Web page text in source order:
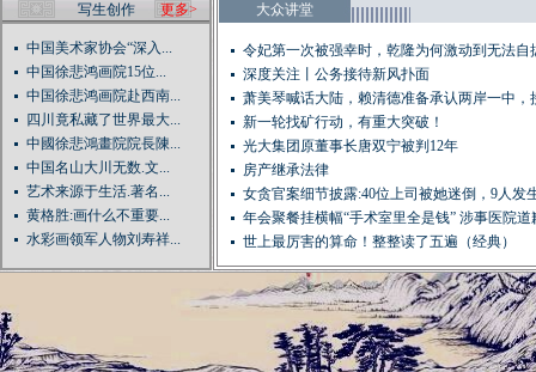
写生创作 更多>
中国美术家协会“深入...
中国徐悲鸿画院15位...
中国徐悲鸿画院赴西南...
四川竟私藏了世界最大...
中國徐悲鴻畫院院長陳...
中国名山大川无数.文...
艺术来源于生活.著名...
黄格胜:画什么不重要...
水彩画领军人物刘寿祥...
大众讲堂
令妃第一次被强幸时，乾隆为何激动到无法自
深度关注丨公务接待新风扑面
萧美琴喊话大陆，赖清德准备承认两岸一中，
是...新一轮找矿行动，有重大突破！
光大集团原董事长唐双宁被判12年
房产继承法律
女贪官案细节披露:40位上司被她迷倒，9人发
年会聚餐挂横幅“手术室里全是钱” 涉事医院道
世上最厉害的算命！整整读了五遍（经典）